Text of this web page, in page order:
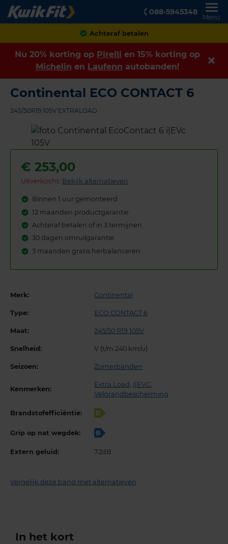
088-5945348
Menu
Achteraf betalen
Nu 20% korting op Pirelli en 15% korting op
Michelin en Laufenn autobanden!
Continental ECO CONTACT 6
245/50R19 105V EXTRALOAD
€ 253,00
Uitverkocht: Bekijk alternatieven
Binnen 1 uur gemonteerd
12 maanden productgarantie
Achteraf betalen of in 3 termijnen
30 dagen omruilgarantie
3 maanden gratis herbalanceren
Merk: Continental
Type: ECO CONTACT 6
Maat: 245/50 R19 105V
Snelheid: V (t/m 240 km/u)
Seizoen: Zomerbanden
Kenmerken:
Extra Load , I|EVC,
Velgrandbescherming
Brandstofefficiëntie: B
Grip op nat wegdek: B
Extern geluid: 72dB
Vergelijk deze band met alternatieven
In het kort